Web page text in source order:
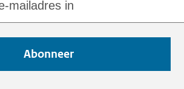
Abonneer